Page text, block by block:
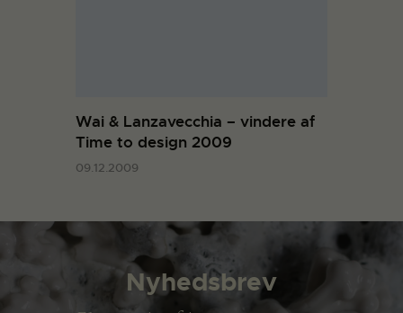
Wai & Lanzavecchia – vindere af
Time to design 2009
09.12.2009
Nyhedsbrev